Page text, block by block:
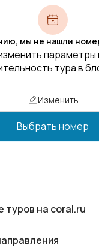
мы не нашли
параметры
тура в
Изменить
Выбрать номер
туров на coral.ru